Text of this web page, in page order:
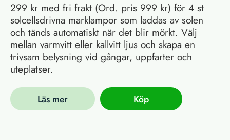
299 kr med fri frakt (Ord. pris 999 kr) för 4 st
solcellsdrivna marklampor som laddas av solen
och tänds automatiskt när det blir mörkt. Välj
mellan varmvitt eller kallvitt ljus och skapa en
trivsam belysning vid gångar, uppfarter och
uteplatser.
Läs mer Köp